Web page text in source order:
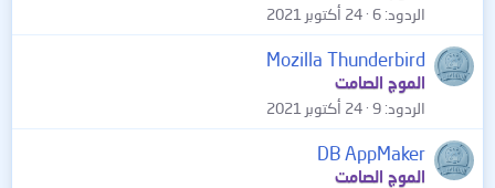
الردود 6 24 أكتوبر 2021
Mozilla Thunderbird
الموج الصامت
الردود 9 24 أكتوبر 2021
DB AppMaker
الموج الصامت